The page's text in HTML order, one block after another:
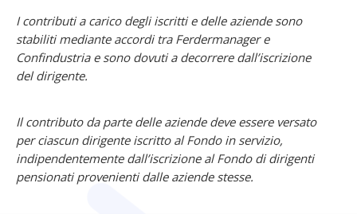
I contributi a carico degli iscritti e delle aziende sono
stabiliti mediante accordi tra Ferdermanager e
Confindustria e sono dovuti a decorrere dall’iscrizione
del dirigente.
Il contributo da parte delle aziende deve essere versato
per ciascun dirigente iscritto al Fondo in servizio,
indipendentemente dall’iscrizione al Fondo di dirigenti
pensionati provenienti dalle aziende stesse.